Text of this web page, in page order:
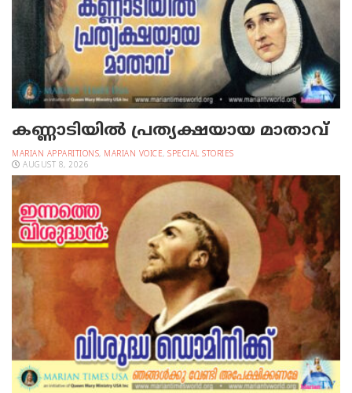
കണ്ണാടിയില്‍ പ്രത്യക്ഷയായ മാതാവ്
MARIAN APPARITIONS, MARIAN VOICE, SPECIAL STORIES
AUGUST 8, 2026